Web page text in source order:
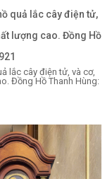
quả lắc cây điện tử,
lượng cao. Đồng Hồ
lắc cây điện tử, và cơ,
Đồng Hồ Thanh Hùng: